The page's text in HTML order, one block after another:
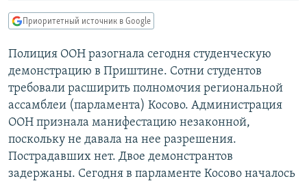
Вернутся
поиску
КАВКАЗ.РЕАЛИИ
СЕВЕР.РЕАЛИИ
СИБИРЬ.РЕАЛИИ
РАСПИСАНИЕ ВЕЩАНИЯ
ПОДПИШИТЕСЬ НА РАССЫЛКУ
СОЦИАЛЬНЫЕ СЕТИ
Приоритетный источник в Google
Полиция ООН разогнала сегодня студенческую
демонстрацию в Приштине. Сотни студентов
требовали расширить полномочия региональной
ассамблеи (парламента) Косово. Администрация
ООН признала манифестацию незаконной,
поскольку не давала на нее разрешения.
Пострадавших нет. Двое демонстрантов
задержаны. Сегодня в парламенте Косово началось